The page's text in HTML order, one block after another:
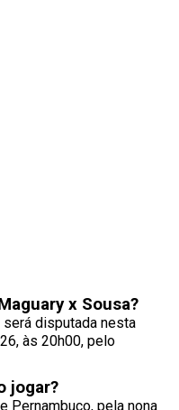
x Sousa?
disputada nesta
às 20h00, pelo
jogar?
Pernambuco, pela nona